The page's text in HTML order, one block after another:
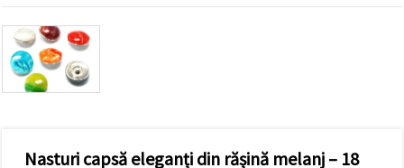
Puteți fi de
acord să
utilizați
toate
cookie -
vă indicați
Nasturi capsă eleganți din rășină melanj – 18